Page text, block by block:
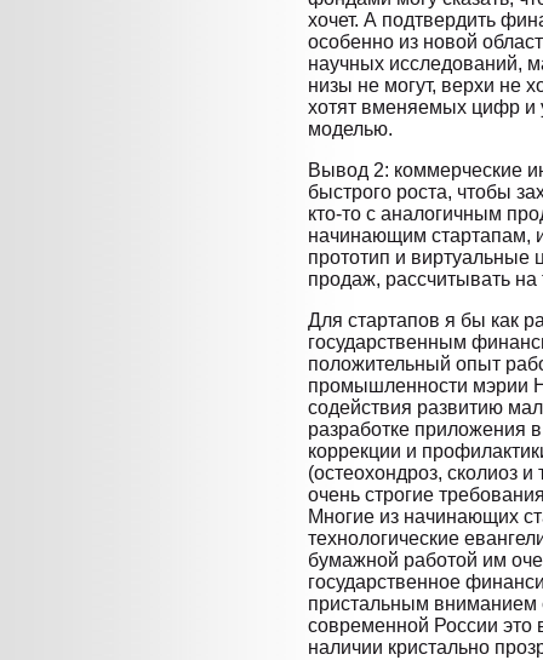
хочет. А подтвердить
особенно из новой
научных исследований,
низы не могут, верхи не
хотят вменяемых цифр и
моделью.
Вывод 2: коммерческие
быстрого роста, чтобы
кто-то с аналогичным
начинающим стартапам,
прототип и
продаж, рассчитывать на
Для стартапов я бы как
государственным
положительный опыт
промышленности мэрии
содействия развитию
разработке приложения
коррекции и
(остеохондроз, сколиоз
очень строгие
Многие из начинающих
технологические
бумажной работой им
государственное
пристальным вниманием
современной России это
наличии кристально